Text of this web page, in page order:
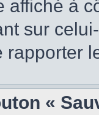
affiché à
sur
rapporter
«